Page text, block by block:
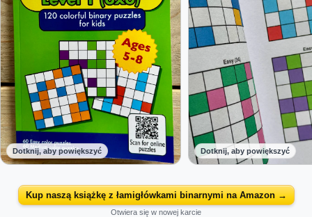
Dotknij, aby powiększyć Dotknij, aby powiększyć
Kup naszą książkę z łamigłówkami binarnymi na Amazon →
Otwiera się w nowej karcie